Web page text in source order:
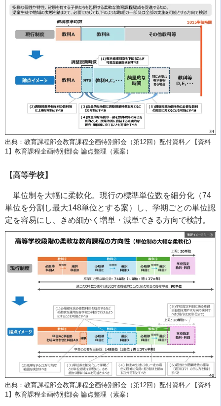
出典：教育課程部会教育課程企画特別部会（第12回）配付資料／【資料
1】教育課程企画特別部会 論点整理（素案）
【高等学校】
単位制を大幅に柔軟化。現行の標準単位数を細分化（74
単位を分割し最大148単位とする案）し、学期ごとの単位認
定を容易にし、きめ細かく増単・減単できる方向で検討。
出典：教育課程部会教育課程企画特別部会（第12回）配付資料／【資料
1】教育課程企画特別部会 論点整理（素案）